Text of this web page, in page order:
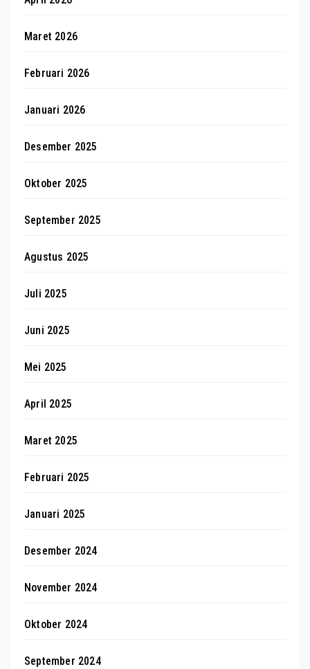
Maret 2026
Februari 2026
Januari 2026
Desember 2025
Oktober 2025
September 2025
Agustus 2025
Juli 2025
Juni 2025
Mei 2025
April 2025
Maret 2025
Februari 2025
Januari 2025
Desember 2024
November 2024
Oktober 2024
September 2024